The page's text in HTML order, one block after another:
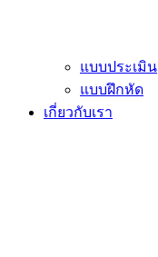
แบบประเมิน
แบบฝึกหัด
เกี่ยวกับเรา